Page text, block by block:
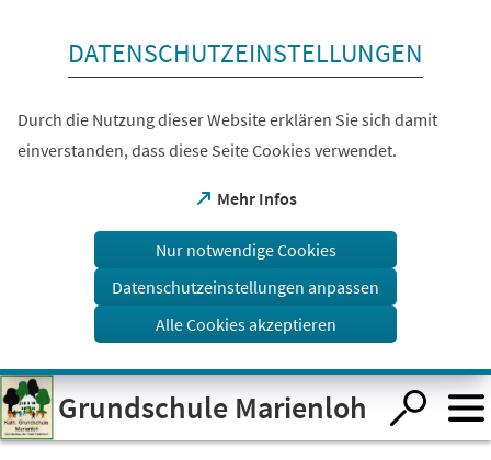
Visuelle
Assistenzsoftware
öffnen.
DATENSCHUTZEINSTELLUNGEN
Durch die Nutzung dieser Website erklären Sie sich damit
einverstanden, dass diese Seite Cookies verwendet.
Mehr Infos
(Öffnet
einem
Tab)
Nur notwendige Cookies
Datenschutzeinstellungen anpassen
Alle Cookies akzeptieren
Grundschule Marienloh